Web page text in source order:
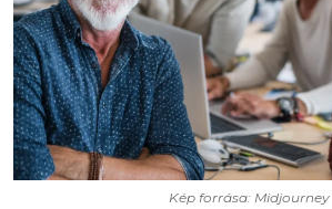
Kép forrása: Midjourney